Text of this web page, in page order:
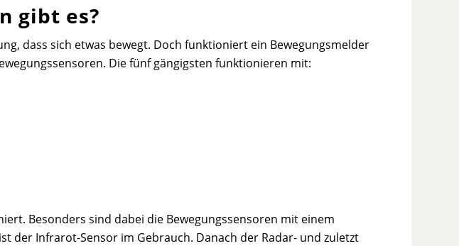
gibt es?
dass sich etwas bewegt. Doch funktioniert ein Bewegungsmelder
Die fünf gängigsten funktionieren mit:
Besonders sind dabei die Bewegungssensoren mit einem
der Infrarot-Sensor im Gebrauch. Danach der Radar- und zuletzt